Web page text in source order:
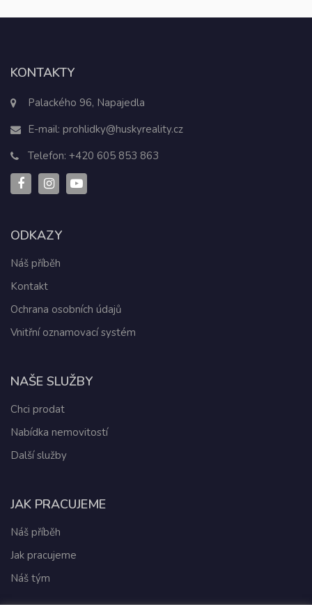
KONTAKTY
Palackého 96, Napajedla
E-mail: prohlidky@huskyreality.cz
Telefon: +420 605 853 863
ODKAZY
Náš příběh
Kontakt
Ochrana osobních údajů
Vnitřní oznamovací systém
NAŠE SLUŽBY
Chci prodat
Nabídka nemovitostí
Další služby
JAK PRACUJEME
Náš příběh
Jak pracujeme
Náš tým